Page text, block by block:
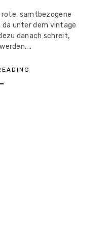
rote, samtbezogene
da unter dem vintage
danach schreit,